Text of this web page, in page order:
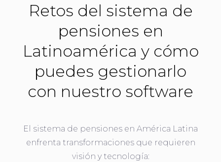
Retos del sistema de
pensiones en
Latinoamérica y cómo
puedes gestionarlo
con nuestro software
El sistema de pensiones en América Latina
enfrenta transformaciones que requieren
visión y tecnología: